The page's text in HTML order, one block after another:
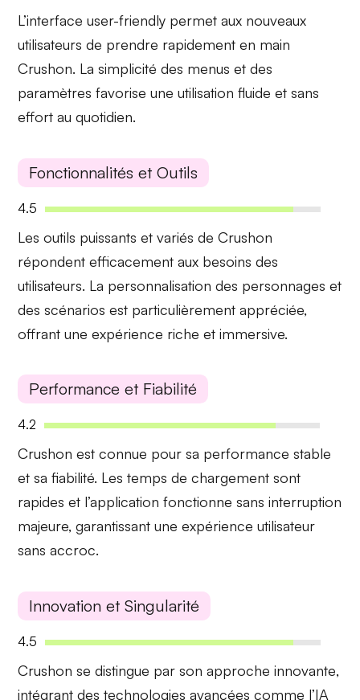
L’interfaceuser-friendly permet aux nouveaux
utilisateurs de prendre rapidement en main
Crushon. La simplicité des menus et des
paramètres favorise une utilisation fluide et sans
effort au quotidien.
Fonctionnalités et Outils
4.5
Les outils puissants et variés de Crushon
répondent efficacement aux besoins des
utilisateurs. La personnalisation des personnages et
des scénarios est particulièrement appréciée,
offrant une expérience riche et immersive.
Performance et Fiabilité
4.2
Crushon est connue pour sa performance stable
et sa fiabilité. Les temps de chargement sont
rapides et l’application fonctionne sans interruption
majeure, garantissant une expérience utilisateur
sans accroc.
Innovation et Singularité
4.5
Crushon se distingue par son approcheinnovante,
intégrant des technologies avancées comme l’IA